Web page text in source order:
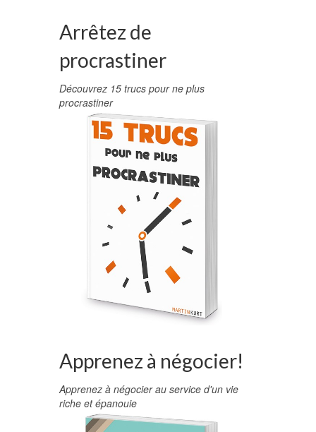
Arrêtez de
procrastiner
Découvrez 15 trucs pour ne plus
procrastiner
Apprenez à négocier!
Apprenez à négocier au service d'un vie
riche et épanouie